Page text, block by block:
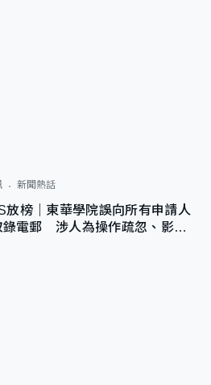
新聞熱話
放榜｜東華學院誤向所有申請人
錄電郵 涉人為操作疏忽、影響